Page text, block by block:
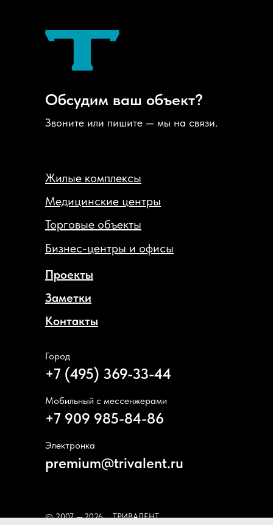
Обсудим ваш объект?
Звоните или пишите — мы на связи.
Контакты
Заметки
Проекты
Бизнес-центры и офисы
Торговые объекты
Медицинские центры
Жилые комплексы
2026 ТРИВАЛЕНТ
© 2007 —
premium@trivalent.ru
Электронка
+7 909 985-84-86
Мобильный с мессенжерами
+7 (495) 369-33-44
Город